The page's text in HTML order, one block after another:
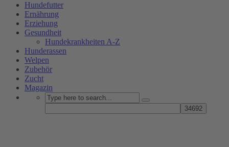
Hundefutter
Ernährung
Erziehung
Gesundheit
Hundekrankheiten A-Z
Hunderassen
Welpen
Zubehör
Zucht
Magazin